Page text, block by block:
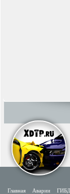
Главная Аварии